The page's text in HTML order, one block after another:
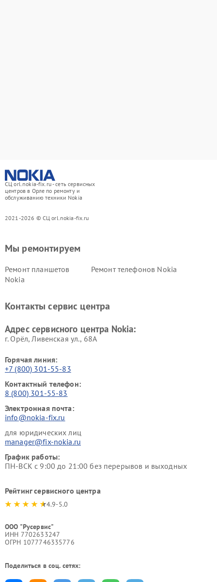
СЦ orl.nokia-fix.ru - сеть сервисных
центров в Орле по ремонту и
обслуживанию техники Nokia
2021-2026 © СЦ orl.nokia-fix.ru
Мы ремонтируем
Ремонт планшетов
Nokia
Ремонт телефонов Nokia
Контакты сервис центра
Адрес сервисного центра Nokia:
г. Орёл, Ливенская ул., 68А
Горячая линия:
+7 (800) 301-55-83
Контактный телефон:
8 (800) 301-55-83
Электронная почта:
info@nokia-fix.ru
для юридических лиц
manager@fix-nokia.ru
График работы:
ПН-ВСК с 9:00 до 21:00 без перерывов и выходных
Рейтинг сервисного центра
4.9-5.0
ООО "Русервис"
ИНН 7702633247
ОГРН 1077746335776
Поделиться в соц. сетях: